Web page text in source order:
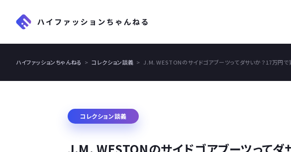
ハイファッションちゃんねる コレクション談義 J.M. WESTONのサイドゴアブーツってダサいか？17万円で
コレクション談義